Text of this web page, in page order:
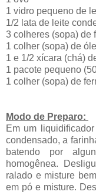
1 vidro pequeno de
1/2 lata de leite
3 colheres (sopa) de
1 colher (sopa) de
1 e 1/2 xícara (chá)
1 pacote pequeno
1 colher (sopa) de
Modo de Preparo:
Em um
condensado, a
batendo por
homogênea.
ralado e misture
em pó e misture.